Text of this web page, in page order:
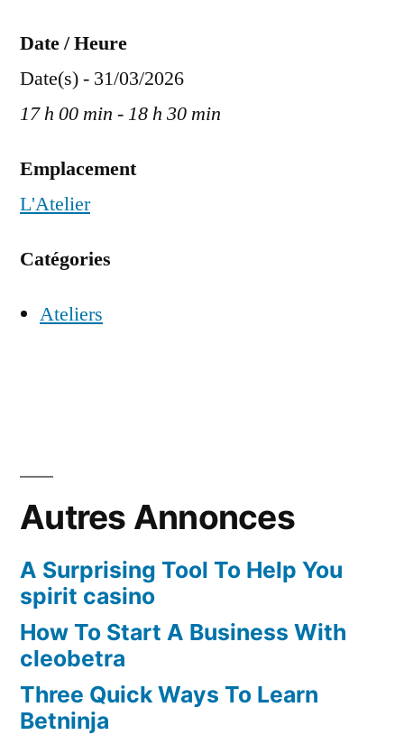
Date / Heure
Date(s) - 31/03/2026
17 h 00 min - 18 h 30 min
Emplacement
L'Atelier
Catégories
Ateliers
Autres Annonces
A Surprising Tool To Help You
spirit casino
How To Start A Business With
cleobetra
Three Quick Ways To Learn
Betninja